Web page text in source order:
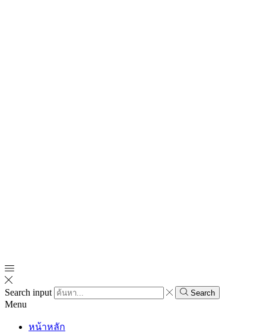
Search input Search
Menu
หน้าหลัก